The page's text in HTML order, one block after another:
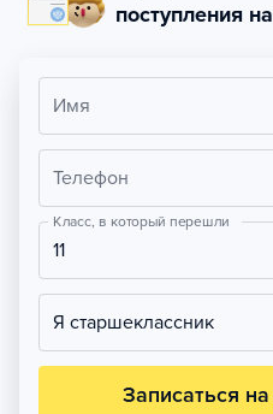
поступления
Имя
Телефон
Класс, в который перешли
11
Я старшеклассник
Записаться